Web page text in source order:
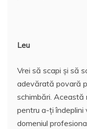
Leu
Vrei să scapi și să
adevărată povară
schimbări. Această
pentru a-ți îndeplini
domeniul